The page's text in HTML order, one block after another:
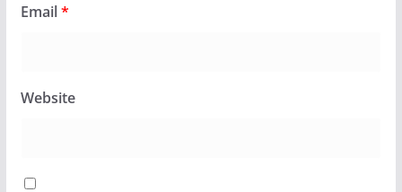
Email*
Website